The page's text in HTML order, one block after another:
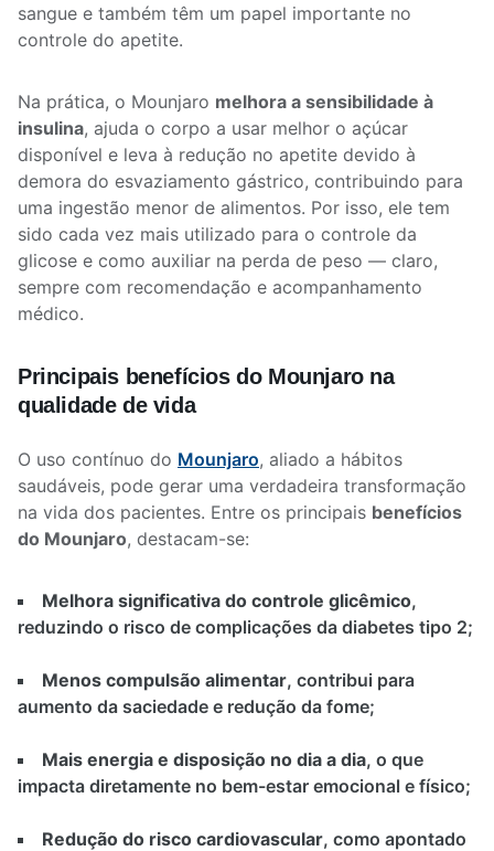
sangue e também têm um papel importante no
controle do apetite.
Na prática, o Mounjaro melhora a sensibilidade à
insulina, ajuda o corpo a usar melhor o açúcar
disponível e leva à redução no apetite devido à
demora do esvaziamento gástrico, contribuindo para
uma ingestão menor de alimentos. Por isso, ele tem
sido cada vez mais utilizado para o controle da
glicose e como auxiliar na perda de peso — claro,
sempre com recomendação e acompanhamento
médico.
Principais benefícios do Mounjaro na
qualidade de vida
O uso contínuo do Mounjaro, aliado a hábitos
saudáveis, pode gerar uma verdadeira transformação
na vida dos pacientes. Entre os principais benefícios
do Mounjaro, destacam-se:
Melhora significativa do controle glicêmico,
reduzindo o risco de complicações da diabetes tipo 2;
Menos compulsão alimentar, contribui para
aumento da saciedade e redução da fome;
Mais energia e disposição no dia a dia, o que
impacta diretamente no bem-estar emocional e físico;
Redução do risco cardiovascular, como apontado